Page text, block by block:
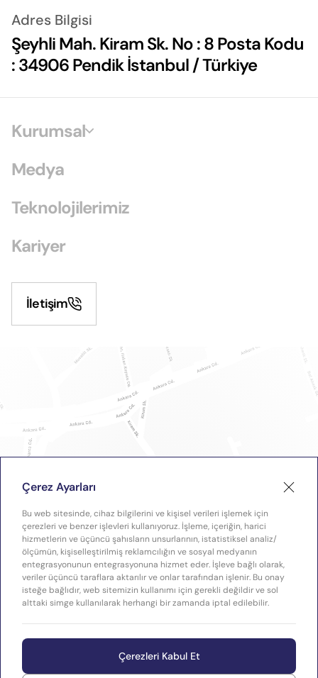
Adres Bilgisi
Şeyhli Mah. Kiram Sk. No : 8 Posta Kodu
: 34906 Pendik İstanbul / Türkiye
Kurumsal
Medya
Teknolojilerimiz
Kariyer
İletişim
Çerez Ayarları
Bu web sitesinde, cihaz bilgilerini ve kişisel verileri işlemek için
çerezleri ve benzer işlevleri kullanıyoruz. İşleme, içeriğin, harici
hizmetlerin ve üçüncü şahısların unsurlarının, istatistiksel analiz/
ölçümün, kişiselleştirilmiş reklamcılığın ve sosyal medyanın
entegrasyonunun entegrasyonuna hizmet eder. İşleve bağlı olarak,
veriler üçüncü taraflara aktarılır ve onlar tarafından işlenir. Bu onay
isteğe bağlıdır, web sitemizin kullanımı için gerekli değildir ve sol
alttaki simge kullanılarak herhangi bir zamanda iptal edilebilir.
Çerezleri Kabul Et